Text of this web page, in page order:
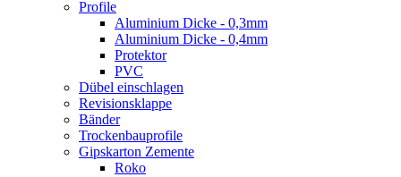
Profile
Aluminium Dicke - 0,3mm
Aluminium Dicke - 0,4mm
Protektor
PVC
Dübel einschlagen
Revisionsklappe
Bänder
Trockenbauprofile
Gipskarton Zemente
Roko